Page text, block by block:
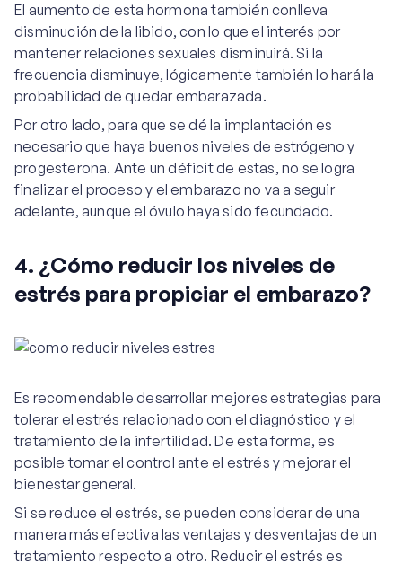
El aumento de esta hormona también conlleva
disminución de la libido, con lo que el interés por
mantener relaciones sexuales disminuirá. Si la
frecuencia disminuye, lógicamente también lo hará la
probabilidad de quedar embarazada.
Por otro lado, para que se dé la implantación es
necesario que haya buenos niveles de estrógeno y
progesterona. Ante un déficit de estas, no se logra
finalizar el proceso y el embarazo no va a seguir
adelante, aunque el óvulo haya sido fecundado.
4. ¿Cómo reducir los niveles de
estrés para propiciar el embarazo?
Es recomendable desarrollar mejores estrategias para
tolerar el estrés relacionado con el diagnóstico y el
tratamiento de la infertilidad. De esta forma, es
posible tomar el control ante el estrés y mejorar el
bienestar general.
Si se reduce el estrés, se pueden considerar de una
manera más efectiva las ventajas y desventajas de un
tratamiento respecto a otro. Reducir el estrés es